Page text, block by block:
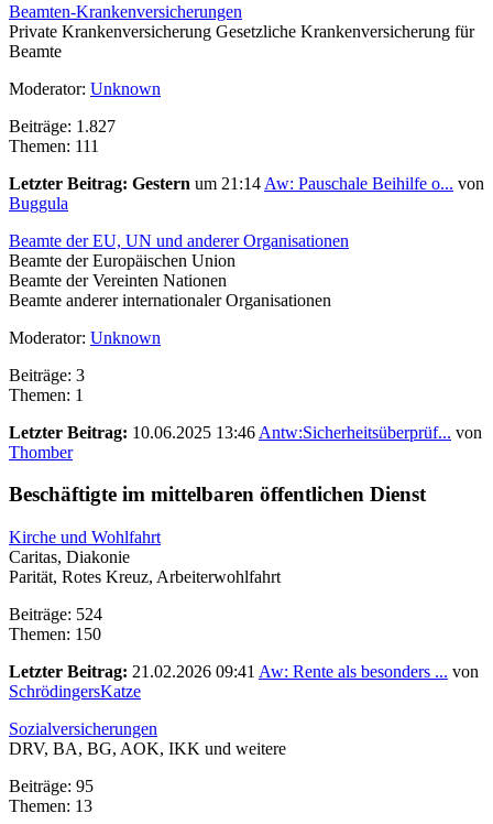
Beamten-Krankenversicherungen
Private Krankenversicherung Gesetzliche Krankenversicherung für
Beamte
Moderator: Unknown
Beiträge: 1.827
Themen: 111
Letzter Beitrag: Gestern um 21:14 Aw: Pauschale Beihilfe o... von
Buggula
Beamte der EU, UN und anderer Organisationen
Beamte der Europäischen Union
Beamte der Vereinten Nationen
Beamte anderer internationaler Organisationen
Moderator: Unknown
Beiträge: 3
Themen: 1
Letzter Beitrag: 10.06.2025 13:46 Antw:Sicherheitsüberprüf... von
Thomber
Beschäftigte im mittelbaren öffentlichen Dienst
Kirche und Wohlfahrt
Caritas, Diakonie
Parität, Rotes Kreuz, Arbeiterwohlfahrt
Beiträge: 524
Themen: 150
Letzter Beitrag: 21.02.2026 09:41 Aw: Rente als besonders ... von
SchrödingersKatze
Sozialversicherungen
DRV, BA, BG, AOK, IKK und weitere
Beiträge: 95
Themen: 13